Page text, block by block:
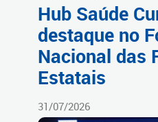
Hub Saúde
destaque no
Nacional das
Estatais
31/07/2026